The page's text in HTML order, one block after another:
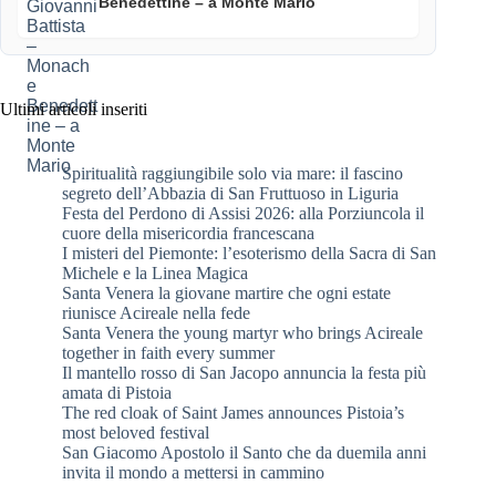
Ultimi articoli inseriti
Spiritualità raggiungibile solo via mare: il fascino
segreto dell’Abbazia di San Fruttuoso in Liguria
Festa del Perdono di Assisi 2026: alla Porziuncola il
cuore della misericordia francescana
I misteri del Piemonte: l’esoterismo della Sacra di San
Michele e la Linea Magica
Santa Venera la giovane martire che ogni estate
riunisce Acireale nella fede
Santa Venera the young martyr who brings Acireale
together in faith every summer
Il mantello rosso di San Jacopo annuncia la festa più
amata di Pistoia
The red cloak of Saint James announces Pistoia’s
most beloved festival
San Giacomo Apostolo il Santo che da duemila anni
invita il mondo a mettersi in cammino